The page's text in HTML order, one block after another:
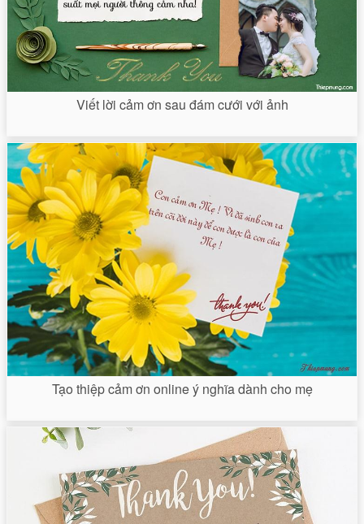
Viết lời cảm ơn sau đám cưới với ảnh
Tạo thiệp cảm ơn online ý nghĩa dành cho mẹ